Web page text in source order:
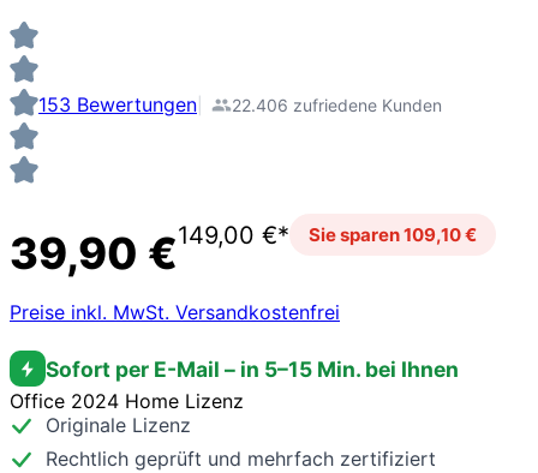
153 Bewertungen 22.406 zufriedene Kunden
39,90 €149,00 €* Sie sparen 109,10 €
Preise inkl. MwSt. Versandkostenfrei
Sofort per E-Mail – in 5–15 Min. bei Ihnen
Office 2024 Home Lizenz
Originale Lizenz
Rechtlich geprüft und mehrfach zertifiziert